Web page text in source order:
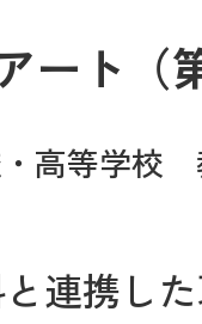
ート（
・高等学
連携し